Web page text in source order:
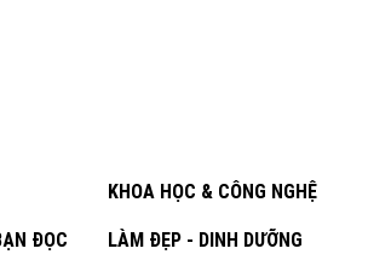
KHOA HỌC & CÔNG NGHỆ
ĐỌC LÀM ĐẸP - DINH DƯỠNG